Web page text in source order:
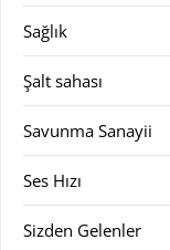
Sağlık
Şalt sahası
Savunma Sanayii
Ses Hızı
Sizden Gelenler